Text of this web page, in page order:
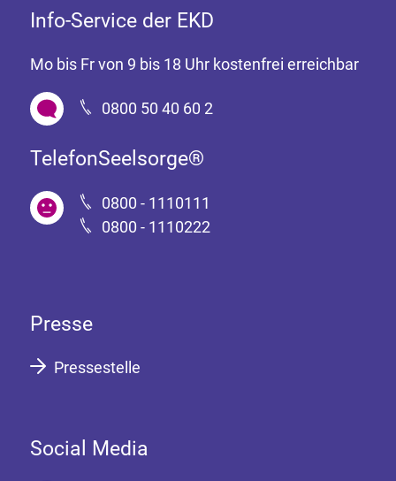
Info-Service der EKD
Mo bis Fr von 9 bis 18 Uhr kostenfrei erreichbar
0800 50 40 60 2
TelefonSeelsorge®
0800 - 1110111
0800 - 1110222
Presse
Pressestelle
Social Media